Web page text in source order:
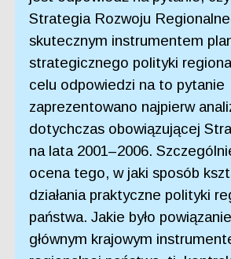
Strategia Rozwoju
skutecznym instrumentem
strategicznego polityki
celu odpowiedzi na to pytanie
zaprezentowano najpierw
dotychczas obowiązującej
na lata 2001–2006.
ocena tego, w jaki sposób
działania praktyczne polityki
państwa. Jakie było
głównym krajowym